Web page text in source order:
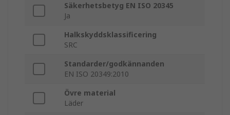
Säkerhetsbetyg EN ISO 20345
Ja
Halkskyddsklassificering
SRC
Standarder/godkännanden
EN ISO 20349:2010
Övre material
Läder